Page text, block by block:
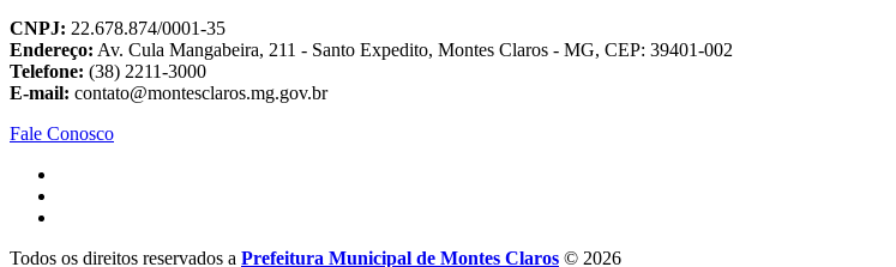
CNPJ: 22.678.874/0001-35
Endereço: Av. Cula Mangabeira, 211 - Santo Expedito, Montes Claros - MG, CEP: 39401-002
Telefone: (38) 2211-3000
E-mail: contato@montesclaros.mg.gov.br
Fale Conosco
Todos os direitos reservados a Prefeitura Municipal de Montes Claros © 2026